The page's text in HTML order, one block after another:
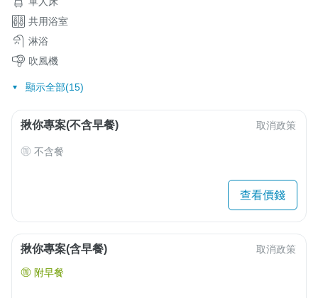
共用浴室
淋浴
吹風機
顯示全部(15)
揪你專案(不含早餐) 取消政策
不含餐
查看價錢
揪你專案(含早餐) 取消政策
附早餐